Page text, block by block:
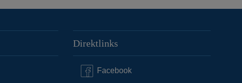
Direktlinks
Facebook